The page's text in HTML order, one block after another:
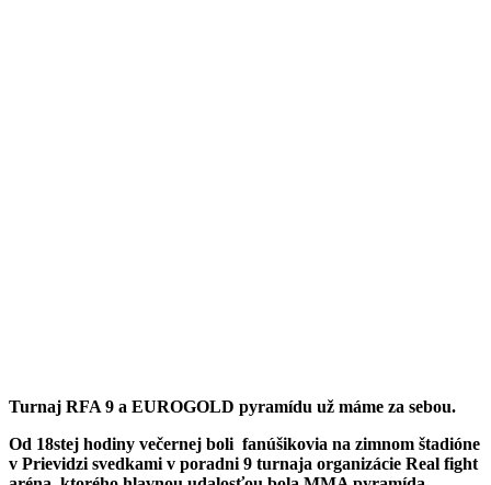
Turnaj RFA 9 a EUROGOLD pyramídu už máme za sebou.
Od 18stej hodiny večernej boli fanúšikovia na zimnom štadióne
v Prievidzi svedkami v poradni 9 turnaja organizácie Real fight